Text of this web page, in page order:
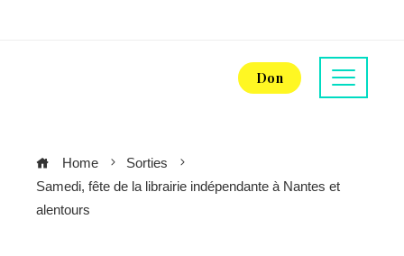
Don
Home
Sorties
Samedi, fête de la librairie indépendante à Nantes et
alentours